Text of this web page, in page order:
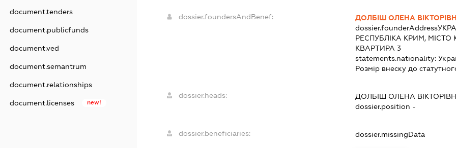
document.tenders
document.publicfunds
document.ved
document.semantrum
document.relationships
document.licenses new!
dossier.foundersAndBenef:
ДОЛБІШ ОЛЕНА
dossier.founderAddress
РЕСПУБЛІКА КРИМ,
КВАРТИРА 3
statements.nationality:
Розмір внеску до
dossier.heads: ДОЛБІШ ОЛЕНА
dossier.position -
dossier.beneficiaries: dossier.missingData